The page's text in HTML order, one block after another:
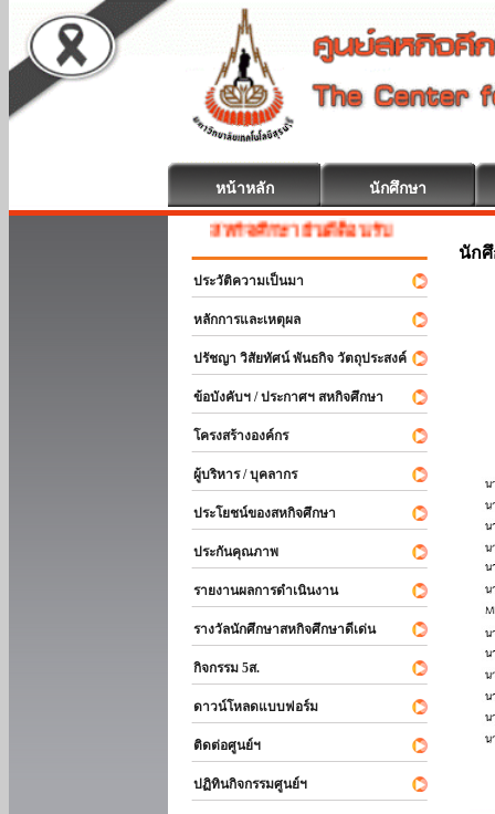
หน้าหลัก นักศึกษา
สหกิจศึกษา ยินดีต้อนรับ
ประวัติความเป็นมา
หลักการและเหตุผล
ปรัชญา วิสัยทัศน์ พันธกิจ วัตถุประสงค์
ข้อบังคับฯ / ประกาศฯ สหกิจศึกษา
โครงสร้างองค์กร
ผู้บริหาร / บุคลากร
ประโยชน์ของสหกิจศึกษา
ประกันคุณภาพ
รายงานผลการดำเนินงาน
รางวัลนักศึกษาสหกิจศึกษาดีเด่น
กิจกรรม 5ส.
ดาวน์โหลดแบบฟอร์ม
ติดต่อศูนย์ฯ
ปฏิทินกิจกรรมศูนย์ฯ
นัก